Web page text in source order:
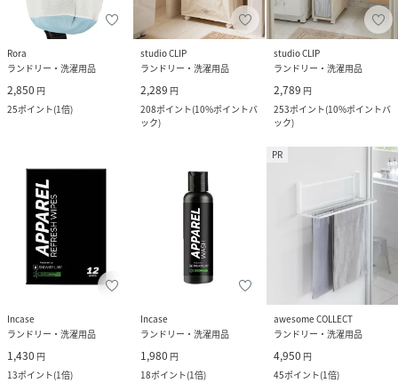
Rora
ランドリー・洗濯用品
2,850 円
25ポイント(1倍)
studio CLIP
ランドリー・洗濯用品
2,289 円
208ポイント(10%ポイントバ
ック)
studio CLIP
ランドリー・洗濯用品
2,789 円
253ポイント(10%ポイントバ
ック)
Incase
ランドリー・洗濯用品
1,430 円
13ポイント(1倍)
Incase
ランドリー・洗濯用品
1,980 円
18ポイント(1倍)
PR
awesome COLLECT
ランドリー・洗濯用品
4,950 円
45ポイント(1倍)